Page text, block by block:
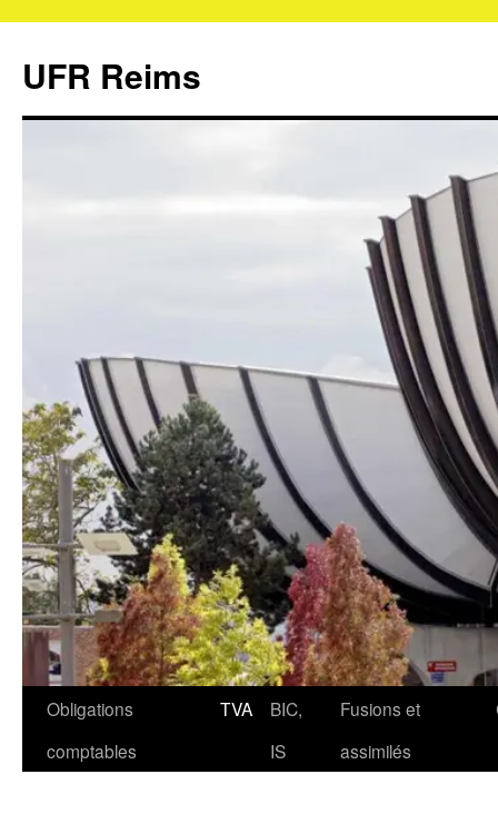
UFR Reims
Aller
Obligations
comptables
TVA
BIC,
IS
Fusions et
assimilés